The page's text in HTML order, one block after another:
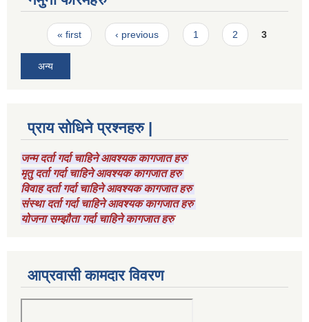
Pages
« first ‹ previous 1 2 3
अन्य
प्राय सोधिने प्रश्नहरु |
जन्म दर्ता गर्दा चाहिने आवश्यक कागजात हरु
मृतु दर्ता गर्दा चाहिने आवश्यक कागजात हरु
विवाह दर्ता गर्दा चाहिने आवश्यक कागजात हरु
संस्था दर्ता गर्दा चाहिने आवश्यक कागजात हरु
योजना सम्झौता गर्दा चाहिने कागजात हरु
आप्रवासी कामदार विवरण